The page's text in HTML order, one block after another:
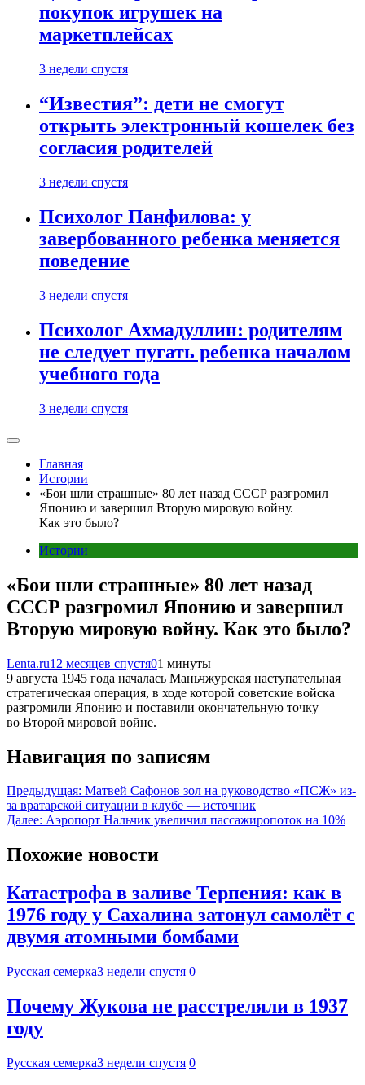
покупок игрушек на
маркетплейсах
3 недели спустя
“Известия”: дети не смогут
открыть электронный кошелек без
согласия родителей
3 недели спустя
Психолог Панфилова: у
завербованного ребенка меняется
поведение
3 недели спустя
Психолог Ахмадуллин: родителям
не следует пугать ребенка началом
учебного года
3 недели спустя
Главная
Истории
«Бои шли страшные» 80 лет назад СССР разгромил
Японию и завершил Вторую мировую войну.
Как это было?
Истории
«Бои шли страшные» 80 лет назад
СССР разгромил Японию и завершил
Вторую мировую войну. Как это было?
Lenta.ru12 месяцев спустя01 минуты
9 августа 1945 года началась Маньчжурская наступательная
стратегическая операция, в ходе которой советские войска
разгромили Японию и поставили окончательную точку
во Второй мировой войне.
Навигация по записям
Предыдущая: Матвей Сафонов зол на руководство «ПСЖ» из-
за вратарской ситуации в клубе — источник
Далее: Аэропорт Нальчик увеличил пассажиропоток на 10%
Похожие новости
Катастрофа в заливе Терпения: как в
1976 году у Сахалина затонул самолёт с
двумя атомными бомбами
Русская семерка3 недели спустя 0
Почему Жукова не расстреляли в 1937
году
Русская семерка3 недели спустя 0